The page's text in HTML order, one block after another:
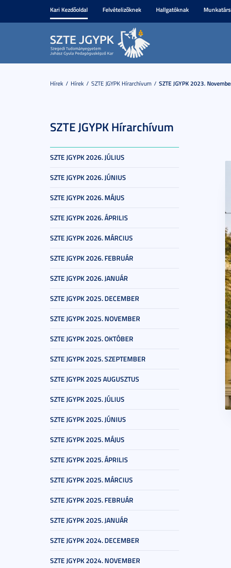
Kari Kezdőoldal Felvételizőknek Hallgatóknak
Hírek Hírek SZTE JGYPK Hírarchívum SZTE JGYPK 2023.
SZTE JGYPK Hírarchívum
SZTE JGYPK 2026. JÚLIUS
SZTE JGYPK 2026. JÚNIUS
SZTE JGYPK 2026. MÁJUS
SZTE JGYPK 2026. ÁPRILIS
SZTE JGYPK 2026. MÁRCIUS
SZTE JGYPK 2026. FEBRUÁR
SZTE JGYPK 2026. JANUÁR
SZTE JGYPK 2025. DECEMBER
SZTE JGYPK 2025. NOVEMBER
SZTE JGYPK 2025. OKTÓBER
SZTE JGYPK 2025. SZEPTEMBER
SZTE JGYPK 2025 AUGUSZTUS
SZTE JGYPK 2025. JÚLIUS
SZTE JGYPK 2025. JÚNIUS
SZTE JGYPK 2025. MÁJUS
SZTE JGYPK 2025. ÁPRILIS
SZTE JGYPK 2025. MÁRCIUS
SZTE JGYPK 2025. FEBRUÁR
SZTE JGYPK 2025. JANUÁR
SZTE JGYPK 2024. DECEMBER
SZTE JGYPK 2024. NOVEMBER